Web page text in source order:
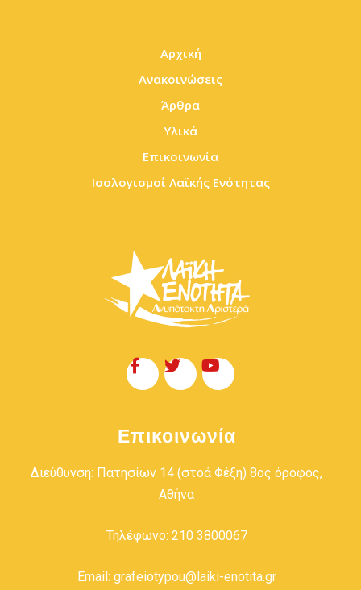
Αρχική
Ανακοινώσεις
Άρθρα
Υλικά
Επικοινωνία
Ισολογισμοί Λαϊκής Ενότητας
Επικοινωνία
Διεύθυνση: Πατησίων 14 (στοά Φέξη) 8ος όροφος,
Αθήνα
Τηλέφωνο: 210 3800067
Email: grafeiotypou@laiki-enotita.gr